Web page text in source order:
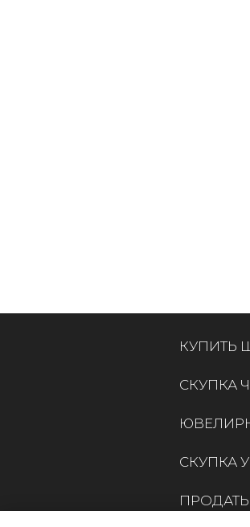
КУПИТЬ
СКУПКА
СКУПКА